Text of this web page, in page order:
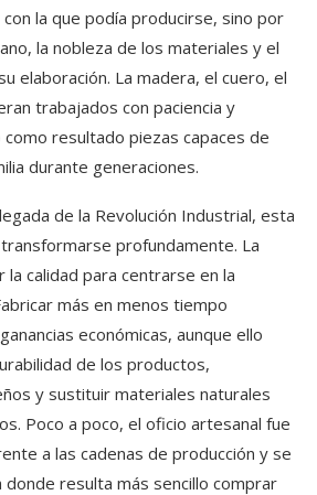
la que podía producirse, sino por
la nobleza de los materiales y el
elaboración. La madera, el cuero, el
trabajados con paciencia y
resultado piezas capaces de
durante generaciones.
de la Revolución Industrial, esta
profundamente. La
calidad para centrarse en la
más en menos tiempo
económicas, aunque ello
de los productos,
y sustituir materiales naturales
Poco a poco, el oficio artesanal fue
a las cadenas de producción y se
donde resulta más sencillo comprar